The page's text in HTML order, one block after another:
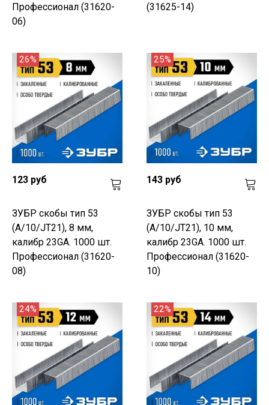
Профессионал (31620-
06)
(31625-14)
26%
123 руб
ЗУБР скобы тип 53
(A/10/JT21), 8 мм,
калибр 23GA. 1000 шт.
Профессионал (31620-
08)
25%
143 руб
ЗУБР скобы тип 53
(A/10/JT21), 10 мм,
калибр 23GA. 1000 шт.
Профессионал (31620-
10)
24% 22%